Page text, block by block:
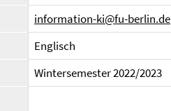
information-ki@fu-berlin.de
Englisch
Wintersemester 2022/2023